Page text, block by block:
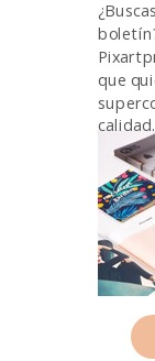
que
calidad.